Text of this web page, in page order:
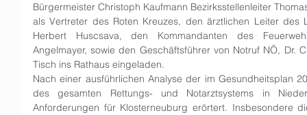
Bürgermeister Christoph Kaufmann Bezirksstellenleiter
als Vertreter des Roten Kreuzes, den ärztlichen Leiter des
Herbert Huscsava, den Kommandanten des
Angelmayer, sowie den Geschäftsführer von Notruf NÖ, Dr.
Tisch ins Rathaus eingeladen.
Nach einer ausführlichen Analyse der im Gesundheitsplan
des gesamten Rettungs- und Notarztsystems in
Anforderungen für Klosterneuburg erörtert. Insbesondere